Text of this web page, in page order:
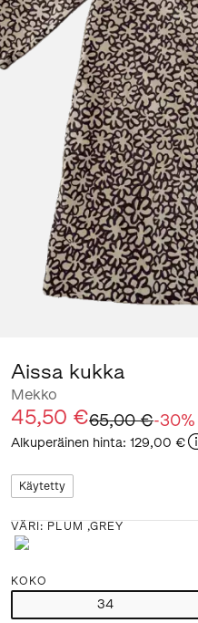
Aissa kukka
Mekko
45,50 €65,00 €-30%
Alkuperäinen hinta: 129,00 €
Käytetty
VÄRI : PLUM ,GREY
KOKO
34